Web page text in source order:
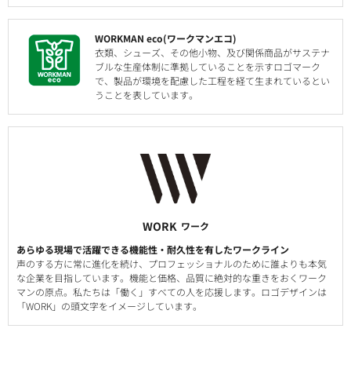
WORKMAN eco(ワークマンエコ)
衣類、シューズ、その他小物、及び関係商品がサステナ
ブルな生産体制に準拠していることを示すロゴマーク
で、製品が環境を配慮した工程を経て生まれているとい
うことを表しています。
WORK ワーク
あらゆる現場で活躍できる機能性・耐久性を有したワークライン
声のする方に常に進化を続け、プロフェッショナルのために誰よりも本気
な企業を目指しています。機能と価格、品質に絶対的な重きをおくワーク
マンの原点。私たちは「働く」すべての人を応援します。ロゴデザインは
「WORK」の頭文字をイメージしています。